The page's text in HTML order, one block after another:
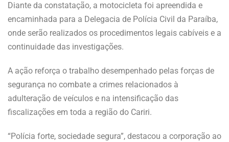
Diante da constatação, a motocicleta foi apreendida e
encaminhada para a Delegacia de Polícia Civil da Paraíba,
onde serão realizados os procedimentos legais cabíveis e a
continuidade das investigações.
A ação reforça o trabalho desempenhado pelas forças de
segurança no combate a crimes relacionados à
adulteração de veículos e na intensificação das
fiscalizações em toda a região do Cariri.
“Polícia forte, sociedade segura”, destacou a corporação ao